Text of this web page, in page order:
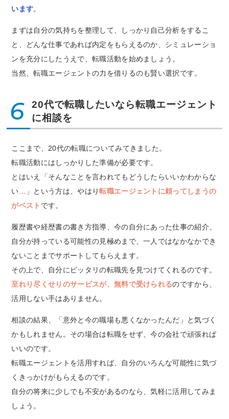
います。
まずは自分の気持ちを整理して、しっかり自己分析をするこ
と、どんな仕事であれば内定をもらえるのか、シミュレーショ
ンを充分にしたうえで、転職活動を始めましょう。
当然、転職エージェントの力を借りるのも賢い選択です。
6
20代で転職したいなら転職エージェント
に相談を
ここまで、20代の転職についてみてきました。
転職活動にはしっかりした準備が必要です。
とはいえ「そんなことを言われてもどうしたらいいかわからな
い…」という方は、やはり転職エージェントに頼ってしまうの
がベスト です。
履歴書や経歴書の書き方指導、今の自分にあった仕事の紹介、
自分が持っている可能性の見極めまで、一人ではなかなかでき
ないことまでサポートしてもらえます。
その上で、自分にピッタリの転職先を見つけてくれるのです。
至れり尽くせりのサービスが、無料で受けられるのですから、
活用しない手はありません。
相談の結果、「意外と今の職場も悪くなかったんだ」と気づく
かもしれません。その場合は転職をせず、今の会社で頑張れば
いいのです。
転職エージェントを活用すれば、自分のいろんな可能性に気づ
くきっかけがもらえるのです。
自分の将来に少しでも不安があるのなら、気軽に活用してみま
しょう。